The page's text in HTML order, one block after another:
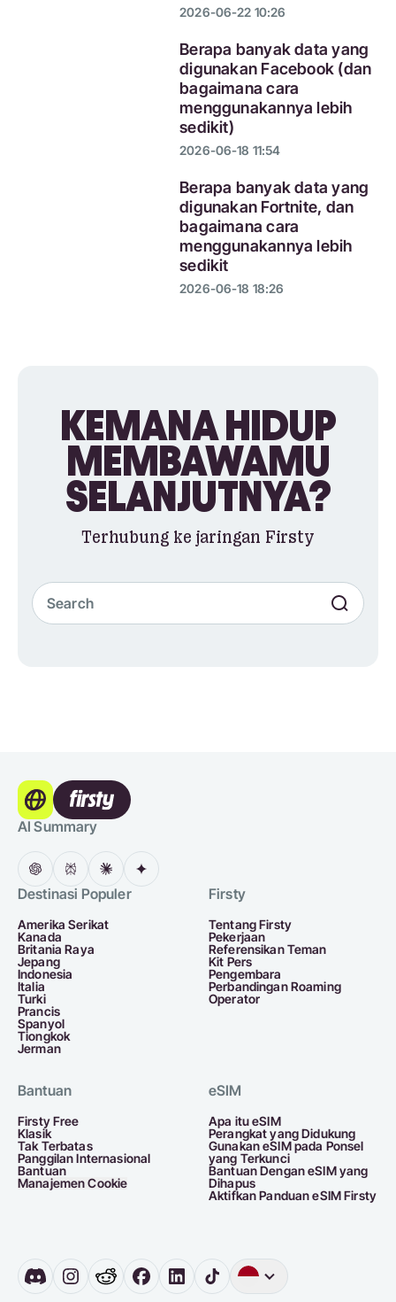
2026-06-22 10:26
Berapa banyak data yang
digunakan Facebook (dan
bagaimana cara
menggunakannya lebih
sedikit)
2026-06-18 11:54
Berapa banyak data yang
digunakan Fortnite, dan
bagaimana cara
menggunakannya lebih
sedikit
2026-06-18 18:26
KEMANA HIDUP
MEMBAWAMU
SELANJUTNYA?
Terhubung ke jaringan Firsty
AI Summary
Destinasi Populer
Amerika Serikat
Kanada
Britania Raya
Jepang
Indonesia
Italia
Turki
Prancis
Spanyol
Tiongkok
Jerman
Firsty
Tentang Firsty
Pekerjaan
Referensikan Teman
Kit Pers
Pengembara
Perbandingan Roaming
Operator
Bantuan
Firsty Free
Klasik
Tak Terbatas
Panggilan Internasional
Bantuan
Manajemen Cookie
eSIM
Apa itu eSIM
Perangkat yang Didukung
Gunakan eSIM pada Ponsel
yang Terkunci
Bantuan Dengan eSIM yang
Dihapus
Aktifkan Panduan eSIM Firsty